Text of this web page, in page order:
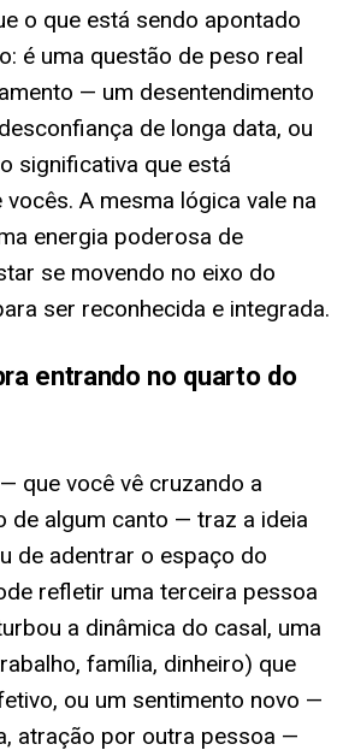
o que está sendo apontado
é uma questão de peso real
— um desentendimento
de longa data, ou
significativa que está
A mesma lógica vale na
energia poderosa de
se movendo no eixo do
ser reconhecida e integrada.
entrando no quarto do
que você vê cruzando a
de algum canto — traz a ideia
de adentrar o espaço do
refletir uma terceira pessoa
a dinâmica do casal, uma
família, dinheiro) que
ou um sentimento novo —
atração por outra pessoa —